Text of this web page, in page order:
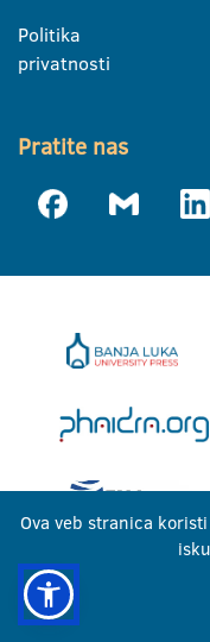
Politika
privatnosti
Pratite nas
Ova veb stranica